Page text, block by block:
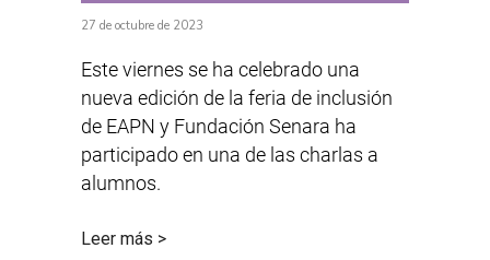
27 de octubre de 2023
Este viernes se ha celebrado una
nueva edición de la feria de inclusión
de EAPN y Fundación Senara ha
participado en una de las charlas a
alumnos.
Leer más >